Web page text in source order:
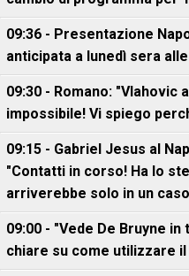
09:36 - Presentazione
anticipata a lunedì sera
09:30 - Romano: "Vlahovic
impossibile! Vi spiego
09:15 - Gabriel Jesus al
"Contatti in corso! Ha lo
arriverebbe solo in un
09:00 - "Vede De Bruyne
chiare su come utilizzare il